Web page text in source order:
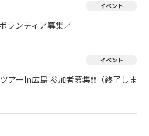
イベント
ランティア募集／
イベント
ーIn広島 参加者募集❗❗（終了しま